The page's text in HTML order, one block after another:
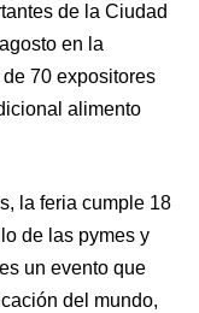
de la Ciudad
en la
70 expositores
alimento
la feria cumple 18
de las pymes y
un evento que
del mundo,